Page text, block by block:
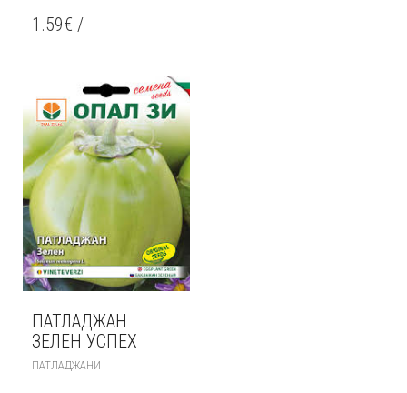
1.59€ /
ПАТЛАДЖАН
ЗЕЛЕН УСПЕХ
ПАТЛАДЖАНИ